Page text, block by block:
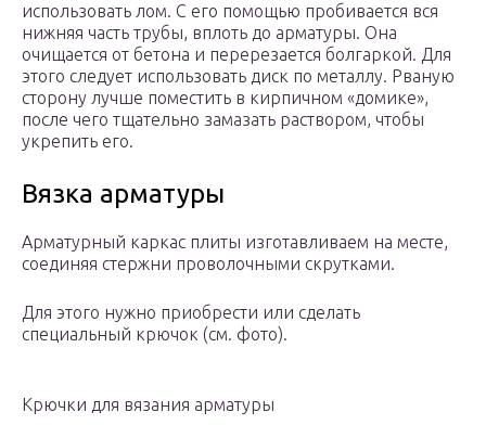
использовать лом. С его помощью пробивается вся
нижняя часть трубы, вплоть до арматуры. Она
очищается от бетона и перерезается болгаркой. Для
этого следует использовать диск по металлу. Рваную
сторону лучше поместить в кирпичном «домике»,
после чего тщательно замазать раствором, чтобы
укрепить его.
Вязка арматуры
Арматурный каркас плиты изготавливаем на месте,
соединяя стержни проволочными скрутками.
Для этого нужно приобрести или сделать
специальный крючок (см. фото).
Крючки для вязания арматуры